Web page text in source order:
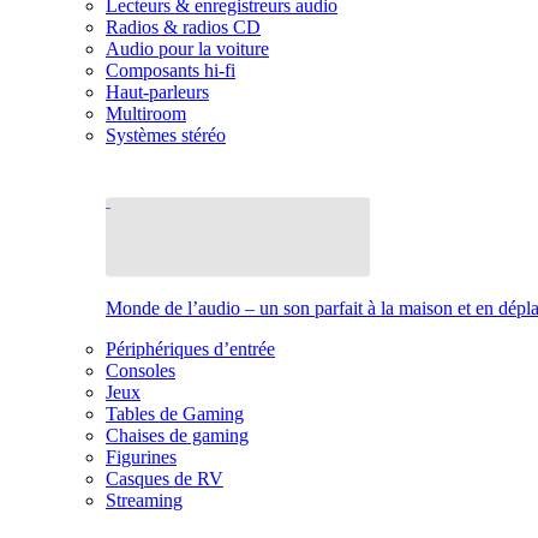
Lecteurs & enregistreurs audio
Radios & radios CD
Audio pour la voiture
Composants hi-fi
Haut-parleurs
Multiroom
Systèmes stéréo
Monde de l’audio – un son parfait à la maison et en
Périphériques d’entrée
Consoles
Jeux
Tables de Gaming
Chaises de gaming
Figurines
Casques de RV
Streaming